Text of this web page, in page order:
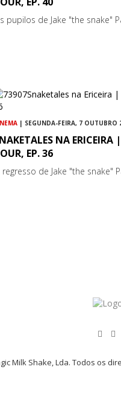
pupilos de Jake "the snake"
| SEGUNDA-FEIRA, 7 OUTUBRO
NA ERICEIRA
EP. 36
regresso de Jake "the snake"
Milk Shake, Lda. Todos os